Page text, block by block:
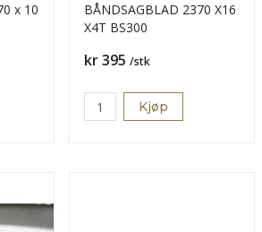
x 10
BÅNDSAGBLAD 2370 X16
X4T BS300
Pris
kr 395 /stk
Kjøp